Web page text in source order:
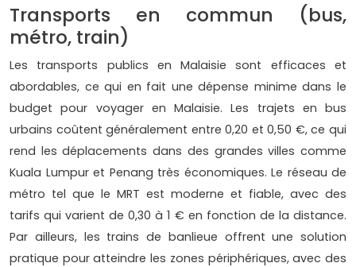
Transports en commun (bus,
métro, train)
Les transports publics en Malaisie sont efficaces et
abordables, ce qui en fait une dépense minime dans le
budget pour voyager en Malaisie. Les trajets en bus
urbains coûtent généralement entre 0,20 et 0,50 €, ce qui
rend les déplacements dans des grandes villes comme
Kuala Lumpur et Penang très économiques. Le réseau de
métro tel que le MRT est moderne et fiable, avec des
tarifs qui varient de 0,30 à 1 € en fonction de la distance.
Par ailleurs, les trains de banlieue offrent une solution
pratique pour atteindre les zones périphériques, avec des